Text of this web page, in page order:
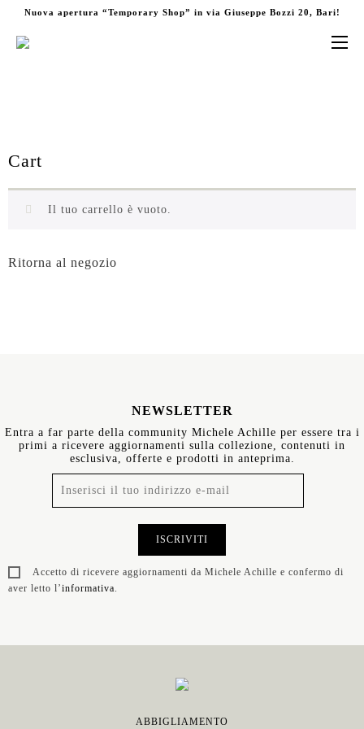
Nuova apertura “Temporary Shop” in via Giuseppe Bozzi 20, Bari!
Cart
Il tuo carrello è vuoto.
Ritorna al negozio
NEWSLETTER
Entra a far parte della community Michele Achille per essere tra i
primi a ricevere aggiornamenti sulla collezione, contenuti in
esclusiva, offerte e prodotti in anteprima.
ISCRIVITI
Accetto di ricevere aggiornamenti da Michele Achille e confermo di
aver letto l’informativa.
ABBIGLIAMENTO